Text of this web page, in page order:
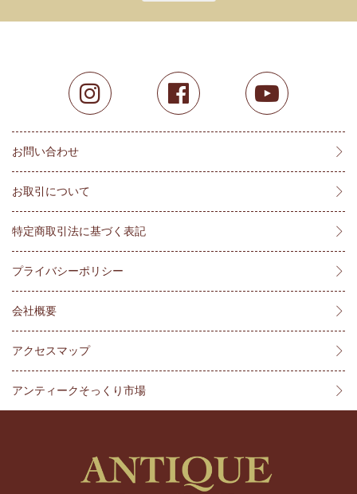
お問い合わせ
お取引について
特定商取引法に基づく表記
プライバシーポリシー
会社概要
アクセスマップ
アンティークそっくり市場